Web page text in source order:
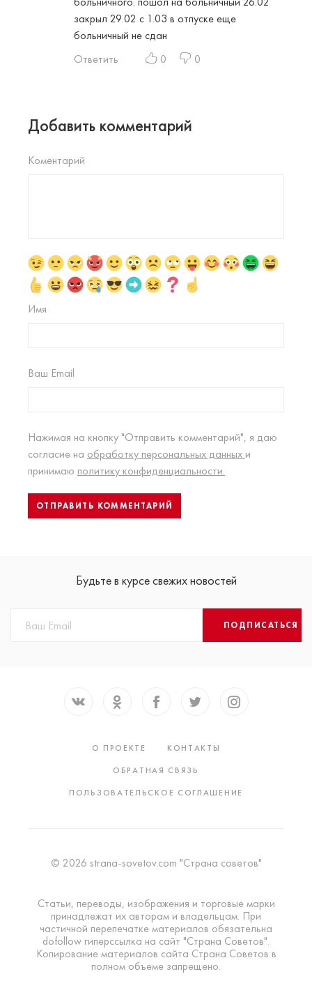
закрыл 29.02 с 1.03 в отпуске еще
больничный не сдан
Ответить
0 0
Добавить комментарий
Коментарий
Имя
Ваш Email
Нажимая на кнопку "Отправить комментарий", я даю
согласие на обработку персональных данных и
принимаю политику конфиденциальности.
Будьте в курсе свежих новостей
ПОДПИСАТЬСЯ
О ПРОЕКТЕ
КОНТАКТЫ
ОБРАТНАЯ СВЯЗЬ
ПОЛЬЗОВАТЕЛЬСКОЕ СОГЛАШЕНИЕ
© 2026 strana-sovetov.com "Страна советов"
Статьи, переводы, изображения и торговые марки
принадлежат их авторам и владельцам. При
частичной перепечатке материалов обязательна
dofollow гиперссылка на сайт "Страна Советов".
Копирование материалов сайта Страна Советов в
полном объеме запрещено.